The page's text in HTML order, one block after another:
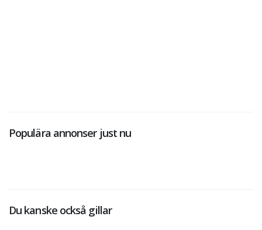
Populära annonser just nu
Du kanske också gillar